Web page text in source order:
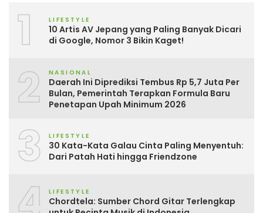
1 LIFESTYLE
10 Artis AV Jepang yang Paling Banyak Dicari
di Google, Nomor 3 Bikin Kaget!
2 NASIONAL
Daerah Ini Diprediksi Tembus Rp 5,7 Juta Per
Bulan, Pemerintah Terapkan Formula Baru
Penetapan Upah Minimum 2026
3 LIFESTYLE
30 Kata-Kata Galau Cinta Paling Menyentuh:
Dari Patah Hati hingga Friendzone
LIFESTYLE
Chordtela: Sumber Chord Gitar Terlengkap